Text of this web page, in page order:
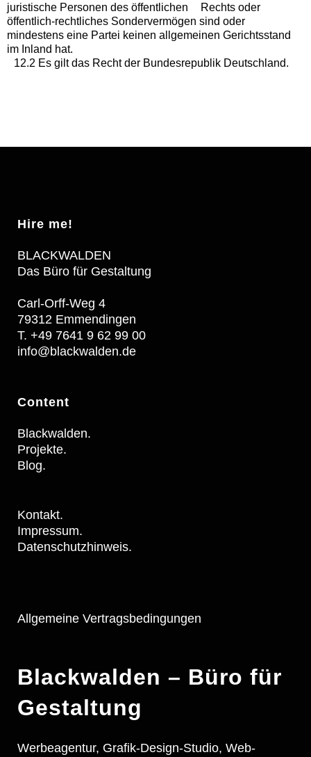
juristische Personen des öffentlichen Rechts oder
öffentlich-rechtliches Sondervermögen sind oder
mindestens eine Partei keinen allgemeinen Gerichtsstand
im Inland hat.
12.2 Es gilt das Recht der Bundesrepublik Deutschland.
Hire me!
BLACKWALDEN
Das Büro für Gestaltung
Carl-Orff-Weg 4
79312 Emmendingen
T. +49 7641 9 62 99 00
info@blackwalden.de
Content
Blackwalden.
Projekte.
Blog.
Kontakt.
Impressum.
Datenschutzhinweis.
Allgemeine Vertragsbedingungen
Blackwalden – Büro für
Gestaltung
Werbeagentur, Grafik-Design-Studio, Web-